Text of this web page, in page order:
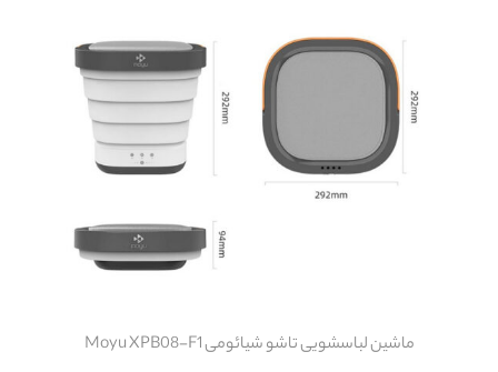
ماشین لباسشویی تاشو شیائومی Moyu XPB08-F1